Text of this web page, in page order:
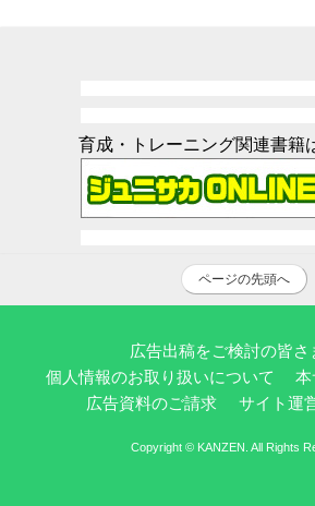
育成・トレーニング関連書籍
ページの先頭へ
広告出稿をご検討の皆さ
個人情報のお取り扱いについて
本
広告資料のご請求
サイト運
Copyright © KANZEN. All Rights